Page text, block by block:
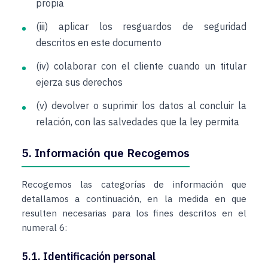
propia
(iii) aplicar los resguardos de seguridad
descritos en este documento
(iv) colaborar con el cliente cuando un titular
ejerza sus derechos
(v) devolver o suprimir los datos al concluir la
relación, con las salvedades que la ley permita
5. Información que Recogemos
Recogemos las categorías de información que
detallamos a continuación, en la medida en que
resulten necesarias para los fines descritos en el
numeral 6:
5.1. Identificación personal